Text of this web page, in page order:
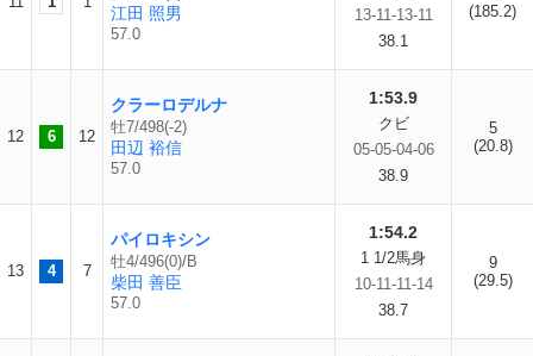
江田 照男
57.0
13-11-13-11
38.1
(185.2)
12 6 12
クラーロデルナ
牡7/498(-2)
田辺 裕信
57.0
1:53.9
クビ
05-05-04-06
38.9
5
(20.8)
13 4 7
パイロキシン
牡4/496(0)/B
柴田 善臣
57.0
1:54.2
1 1/2馬身
10-11-11-14
38.7
9
(29.5)